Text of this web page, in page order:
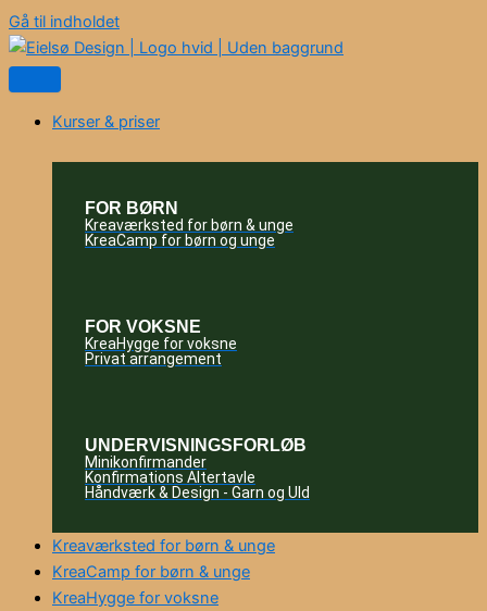
Gå til indholdet
Kurser & priser
FOR BØRN
Kreaværksted for børn & unge
KreaCamp for børn og unge
FOR VOKSNE
KreaHygge for voksne
Privat arrangement
UNDERVISNINGSFORLØB
Minikonfirmander
Konfirmations Altertavle
Håndværk & Design - Garn og Uld
Kreaværksted for børn & unge
KreaCamp for børn & unge
KreaHygge for voksne